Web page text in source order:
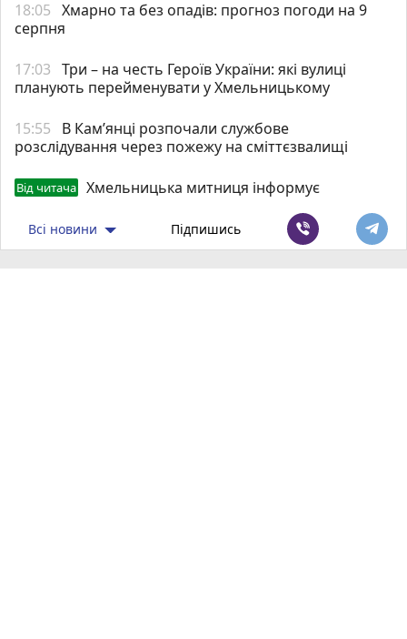
18:05 Хмарно та без опадів: прогноз погоди на 9
серпня
17:03 Три – на честь Героїв України: які вулиці
планують перейменувати у Хмельницькому
15:55
В Кам’янці розпочали службове
розслідування через пожежу на сміттєзвалищі
Від читача Хмельницька митниця інформує
Всі новини Підпишись